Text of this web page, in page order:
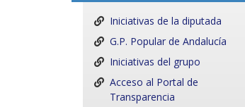
Iniciativas de la diputada
G.P. Popular de Andalucía
Iniciativas del grupo
Acceso al Portal de
Transparencia